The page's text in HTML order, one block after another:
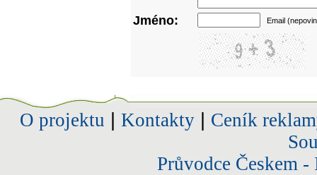
Jméno: Email
O projektu Kontakty| Ceník
Průvodce Českem